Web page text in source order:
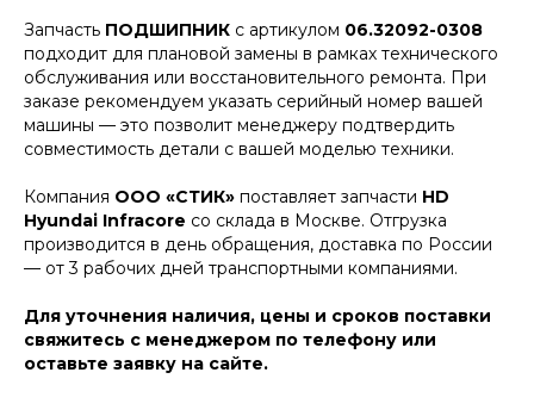
Запчасть ПОДШИПНИК с артикулом 06.32092-0308
подходит для плановой замены в рамках технического
обслуживания или восстановительного ремонта. При
заказе рекомендуем указать серийный номер вашей
машины — это позволит менеджеру подтвердить
совместимость детали с вашей моделью техники.
Компания ООО «СТИК» поставляет запчасти HD
Hyundai Infracore со склада в Москве. Отгрузка
производится в день обращения, доставка по России
— от 3 рабочих дней транспортными компаниями.
Для уточнения наличия, цены и сроков поставки
свяжитесь с менеджером по телефону или
оставьте заявку на сайте.